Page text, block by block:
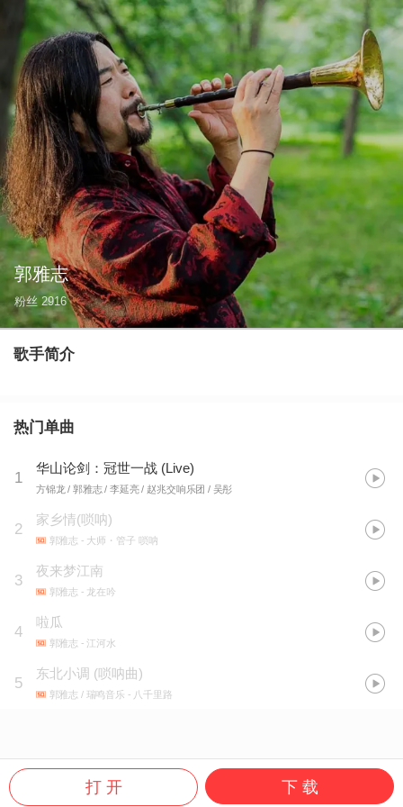
郭雅志
粉丝 2916
歌手简介
热门单曲
1
华山论剑：冠世一战 (Live)
方锦龙 / 郭雅志 / 李延亮 / 赵兆交响乐团 / 吴彤
2
家乡情(唢呐)
郭雅志 - 大师・管子 唢呐
3
夜来梦江南
郭雅志 - 龙在吟
4
啦瓜
郭雅志 - 江河水
5
东北小调 (唢呐曲)
郭雅志 / 瑞鸣音乐 - 八千里路
打 开 下 载